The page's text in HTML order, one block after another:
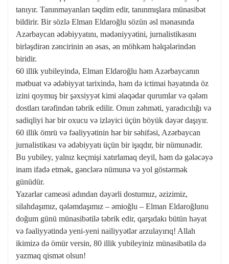
tanıyır. Tanınmayanları təqdim edir, tanınmışlara münasibət
bildirir. Bir sözlə Elman Eldaroğlu sözün əsl mənasında
Azərbaycan ədəbiyyatını, mədəniyyətini, jurnalistikasını
birləşdirən zəncirinin ən əsas, ən möhkəm həlqələrindən
biridir.
60 illik yubileyində, Elman Eldaroğlu həm Azərbaycanın
mətbuat və ədəbiyyat tarixində, həm də ictimai həyatında öz
izini qoymuş bir şəxsiyyət kimi əlaqədar qurumlar və qələm
dostları tərəfindən təbrik edilir. Onun zəhməti, yaradıcılığı və
sadiqliyi hər bir oxucu və izləyici üçün böyük dəyər daşıyır.
60 illik ömrü və fəaliyyətinin hər bir səhifəsi, Azərbaycan
jurnalistikası və ədəbiyyatı üçün bir işıqdır, bir nümunədir.
Bu yubiley, yalnız keçmişi xatırlamaq deyil, həm də gələcəyə
inam ifadə etmək, gənclərə nümunə və yol göstərmək
günüdür.
Yazarlar cameəsi adından dəyərli dostumuz, əzizimiz,
silahdaşımız, qələmdaşımız – əmioğlu – Elman Eldaroğlunu
doğum günü münasibətilə təbrik edir, qarşıdakı bütün həyat
və fəaliyyətində yeni-yeni nailiyyətlər arzulayırıq! Allah
ikimizə də ömür versin, 80 illik yubileyiniz münasibətilə də
yazmaq qismət olsun!